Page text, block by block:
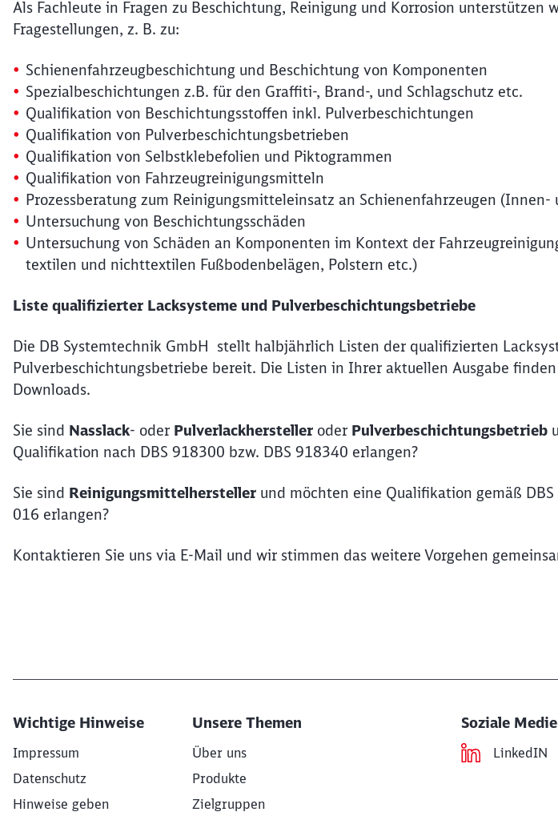
Als Fachleute in Fragen zu Beschichtung, Reinigung und Korrosion unterstützen
Fragestellungen, z. B. zu:
Schienenfahrzeugbeschichtung und Beschichtung von Komponenten
Spezialbeschichtungen z.B. für den Graffiti-, Brand-, und Schlagschutz etc.
Qualifikation von Beschichtungsstoffen inkl. Pulverbeschichtungen
Qualifikation von Pulverbeschichtungsbetrieben
Qualifikation von Selbstklebefolien und Piktogrammen
Qualifikation von Fahrzeugreinigungsmitteln
Prozessberatung zum Reinigungsmitteleinsatz an Schienenfahrzeugen (Innen-
Untersuchung von Beschichtungsschäden
Untersuchung von Schäden an Komponenten im Kontext der
textilen und nichttextilen Fußbodenbelägen, Polstern etc.)
Liste qualifizierter Lacksysteme und Pulverbeschichtungsbetriebe
Die DB Systemtechnik GmbH stellt halbjährlich Listen der qualifizierten
Pulverbeschichtungsbetriebe bereit. Die Listen in Ihrer aktuellen Ausgabe
Downloads.
Sie sind Nasslack- oder Pulverlackhersteller oder Pulverbeschichtungsbetrieb
Qualifikation nach DBS 918300 bzw. DBS 918340 erlangen?
Sie sind Reinigungsmittelhersteller und möchten eine Qualifikation gemäß
016 erlangen?
Kontaktieren Sie uns via E-Mail und wir stimmen das weitere Vorgehen
Wichtige Hinweise
Impressum
Datenschutz
Hinweise geben
Unsere Themen
Über uns
Produkte
Zielgruppen
Soziale
LinkedIN
Möchten Sie zu
Abbrechen